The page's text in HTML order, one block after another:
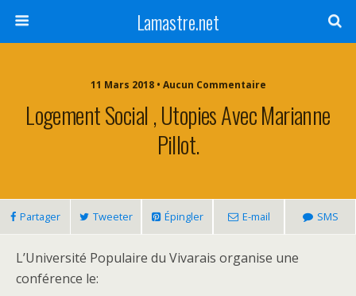
Lamastre.net
11 Mars 2018 • Aucun Commentaire
Logement Social , Utopies Avec Marianne
Pillot.
Partager Tweeter Épingler E-mail SMS
L’Université Populaire du Vivarais organise une
conférence le: